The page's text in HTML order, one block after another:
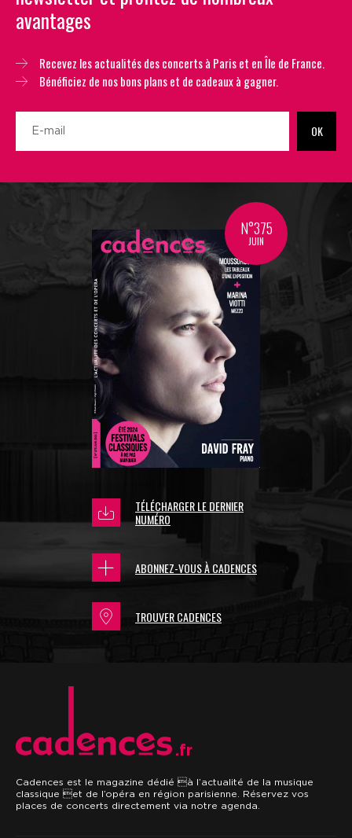
avantages
Recevez les actualités des concerts à Paris et en Île de France.
Bénéficiez de nos bons plans et de cadeaux à gagner.
OK
N°375
JUIN
TÉLÉCHARGER LE DERNIER
NUMÉRO
ABONNEZ-VOUS À CADENCES
TROUVER CADENCES
.fr
Cadences est le magazine dédié à l’actualité de la musique
classique et de l’opéra en région parisienne. Réservez vos
places de concerts directement via notre agenda.